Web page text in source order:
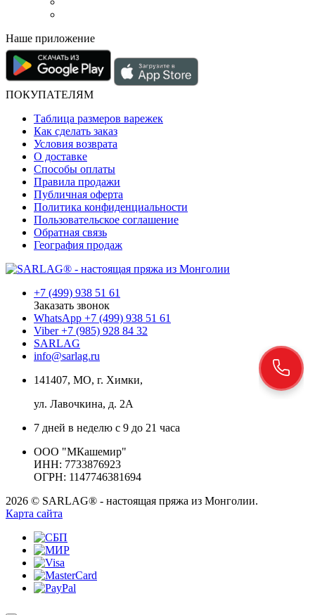
Наше приложение
ПОКУПАТЕЛЯМ
Таблица размеров варежек
Как сделать заказ
Условия возврата
О доставке
Способы оплаты
Правила продажи
Публичная оферта
Политика конфиденциальности
Пользовательское соглашение
Обратная связь
География продаж
+7 (499) 938 51 61
Заказать звонок
WhatsApp +7 (499) 938 51 61
Viber +7 (985) 928 84 32
SARLAG
info@sarlag.ru
141407, МО, г. Химки,
ул. Лавочкина, д. 2А
7 дней в неделю с 9 до 21 часа
ООО "МКашемир"
ИНН: 7733876923
ОГРН: 1147746381694
2026 © SARLAG® - настоящая пряжа из Монголии.
Карта сайта